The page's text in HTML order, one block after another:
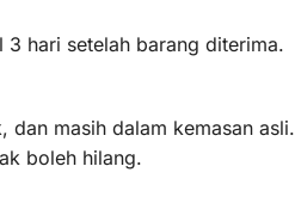
3 hari setelah barang diterima.
dan masih dalam kemasan asli.
boleh hilang.